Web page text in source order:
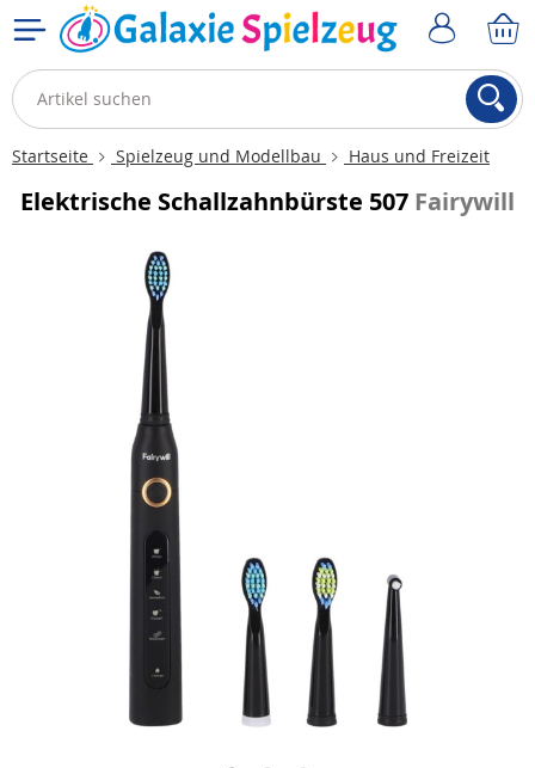
Startseite Spielzeug und Modellbau Haus und Freizeit
Elektrische Schallzahnbürste 507 Fairywill